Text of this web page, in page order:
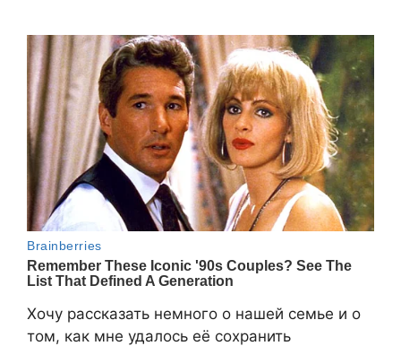
Хочу рассказать немного о нашей семье и о
том, как мне удалось её сохранить